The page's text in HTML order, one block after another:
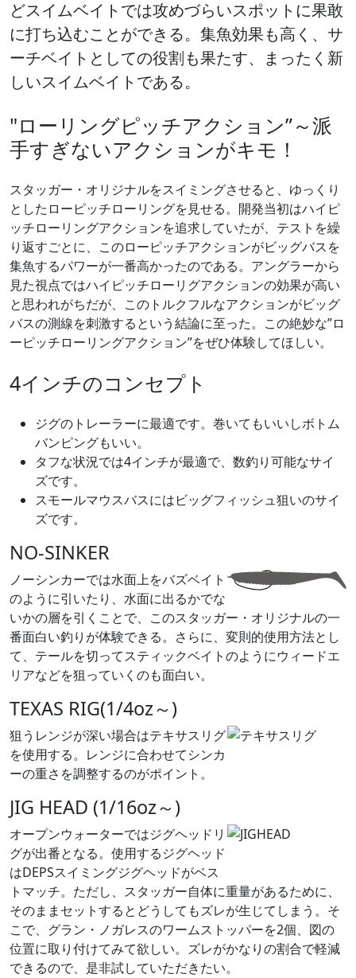
どスイムベイトでは攻めづらいスポットに果敢
に打ち込むことができる。集魚効果も高く、サ
ーチベイトとしての役割も果たす、まったく新
しいスイムベイトである。
"ローリングピッチアクション”～派
手すぎないアクションがキモ！
スタッガー・オリジナルをスイミングさせると、ゆっくり
としたローピッチローリングを見せる。開発当初はハイピ
ッチローリングアクションを追求していたが、テストを繰
り返すごとに、このローピッチアクションがビッグバスを
集魚するパワーが一番高かったのである。アングラーから
見た視点ではハイピッチローリグアクションの効果が高い
と思われがちだが、このトルクフルなアクションがビッグ
バスの測線を刺激するという結論に至った。この絶妙な”ロ
ーピッチローリングアクション”をぜひ体験してほしい。
4インチのコンセプト
ジグのトレーラーに最適です。巻いてもいいしボトム
バンピングもいい。
タフな状況では4インチが最適で、数釣り可能なサイ
ズです。
スモールマウスバスにはビッグフィッシュ狙いのサイ
ズです。
NO-SINKER
ノーシンカーでは水面上をバズベイト
のように引いたり、水面に出るかでな
いかの層を引くことで、このスタッガー・オリジナルの一
番面白い釣りが体験できる。さらに、変則的使用方法とし
て、テールを切ってスティックベイトのようにウィードエ
リアなどを狙っていくのも面白い。
TEXAS RIG(1/4oz～)
狙うレンジが深い場合はテキサスリグ
を使用する。レンジに合わせてシンカ
ーの重さを調整するのがポイント。
JIG HEAD (1/16oz～)
オープンウォーターではジグヘッドリ
グが出番となる。使用するジグヘッド
はDEPSスイミングジグヘッドがベス
トマッチ。ただし、スタッガー自体に重量があるために、
そのままセットするとどうしてもズレが生じてしまう。そ
こで、グラン・ノガレスのワームストッパーを2個、図の
位置に取り付けてみて欲しい。ズレがかなりの割合で軽減
できるので、是非試していただきたい。